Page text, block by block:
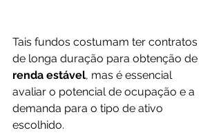
Tais fundos costumam ter contratos
de longa duração para obtenção de
renda estável, mas é essencial
avaliar o potencial de ocupação e a
demanda para o tipo de ativo
escolhido.